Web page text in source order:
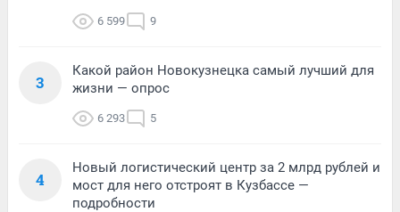
6 599 9
3
Какой район Новокузнецка самый лучший для
жизни — опрос
6 293 5
4
Новый логистический центр за 2 млрд рублей и
мост для него отстроят в Кузбассе —
подробности